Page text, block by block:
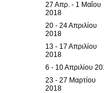
27 Απρ. - 1 Μαΐου
2018
20 - 24 Απριλίου
2018
13 - 17 Απριλίου
2018
6 - 10 Απριλίου
23 - 27 Μαρτίου
2018